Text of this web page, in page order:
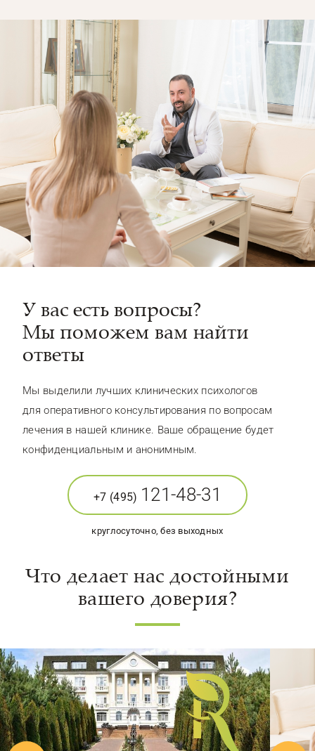
У вас есть вопросы?
Мы поможем вам найти
ответы
Мы выделили лучших клинических психологов
для оперативного консультирования по вопросам
лечения в нашей клинике. Ваше обращение будет
конфиденциальным и анонимным.
+7 (495) 121-48-31
круглосуточно, без выходных
Что делает нас достойными
вашего доверия?